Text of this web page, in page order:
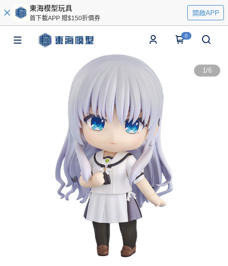
東海模型玩具
首下載APP 贈$150折價券
開啟APP
0
1/6